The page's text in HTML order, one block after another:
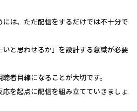
には、ただ配信をするだけでは不十分で
いと思わせるか」を設計する意識が必要
者目線になることが大切です。
応を起点に配信を組み立てていきましょ